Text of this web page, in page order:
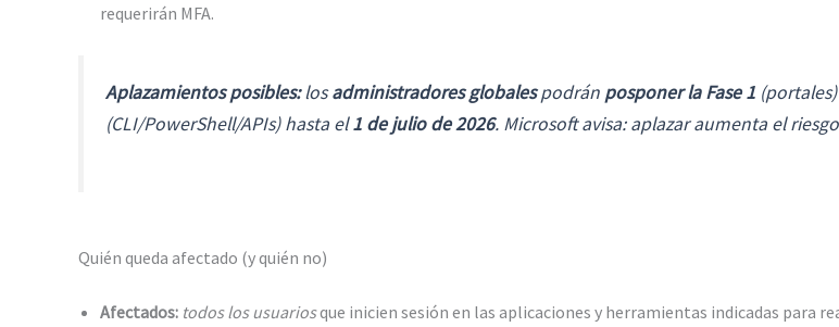
requerirán MFA.
Aplazamientos posibles:losadministradores globalespodrán posponer la Fase 1
(CLI/PowerShell/APIs) hasta el1 de julio de 2026. Microsoft avisa: aplazar aumenta el
Quién queda afectado (y quién no)
Afectados: todos los usuariosque inicien sesión en las aplicaciones y herramientas indicadas para